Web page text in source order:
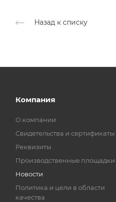
Назад к списку
Компания
О компании
Свидетельства и сертификаты
Реквизиты
Производственные площадки
Новости
Политика и цели в области
качества